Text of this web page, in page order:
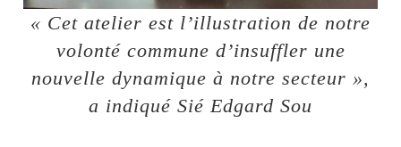
« Cet atelier est l’illustration de notre
volonté commune d’insuffler une
nouvelle dynamique à notre secteur »,
a indiqué Sié Edgard Sou